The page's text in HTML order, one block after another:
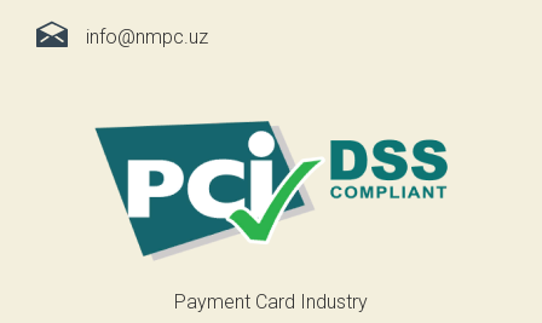
info@nmpc.uz
Payment Card Industry